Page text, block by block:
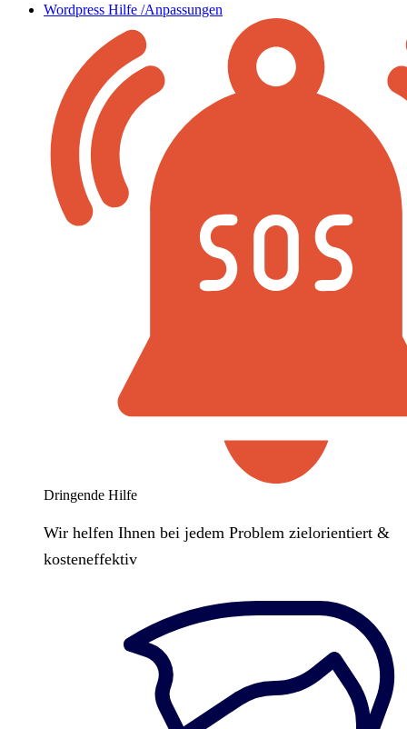
Wordpress Hilfe /Anpassungen
Dringende Hilfe
Wir helfen Ihnen bei jedem Problem zielorientiert &
kosteneffektiv